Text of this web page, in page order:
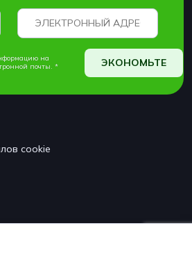
на
почты. *
ЭКОНОМЬТЕ
cookie